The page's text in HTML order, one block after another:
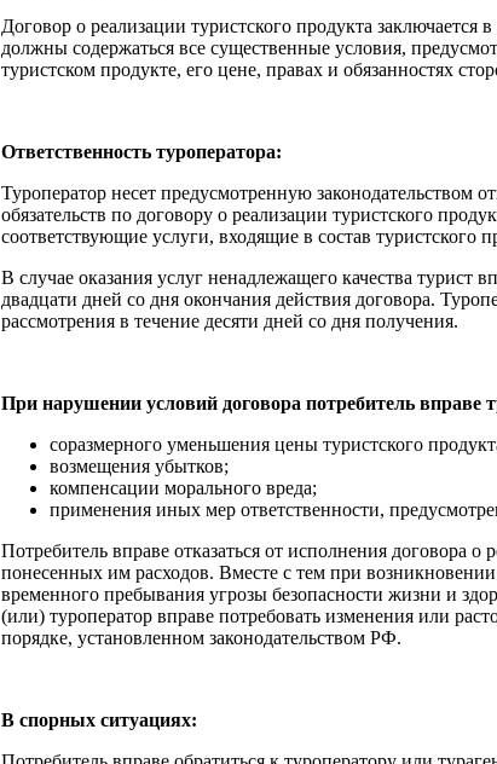
Договор о реализации туристского продукта
должны содержаться все существенные условия,
туристском продукте, его цене, правах и обязанностях
Ответственность туроператора:
Туроператор несет предусмотренную законодательством
обязательств по договору о реализации туристского
соответствующие услуги, входящие в состав туристского
В случае оказания услуг ненадлежащего качества турист
двадцати дней со дня окончания действия договора.
рассмотрения в течение десяти дней со дня получения.
При нарушении условий договора потребитель вправе
соразмерного уменьшения цены туристского
возмещения убытков;
компенсации морального вреда;
применения иных мер ответственности,
Потребитель вправе отказаться от исполнения договора
понесенных им расходов. Вместе с тем при
временного пребывания угрозы безопасности жизни и
(или) туроператор вправе потребовать изменения или
порядке, установленном законодательством РФ.
В спорных ситуациях: